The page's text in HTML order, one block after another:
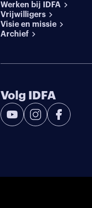
Werken bij IDFA
Vrijwilligers
Visie en missie
Archief
Volg IDFA